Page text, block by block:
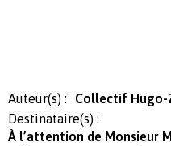
Auteur(s) :
Collectif Hugo-
Destinataire(s) :
À l’attention de Monsieur